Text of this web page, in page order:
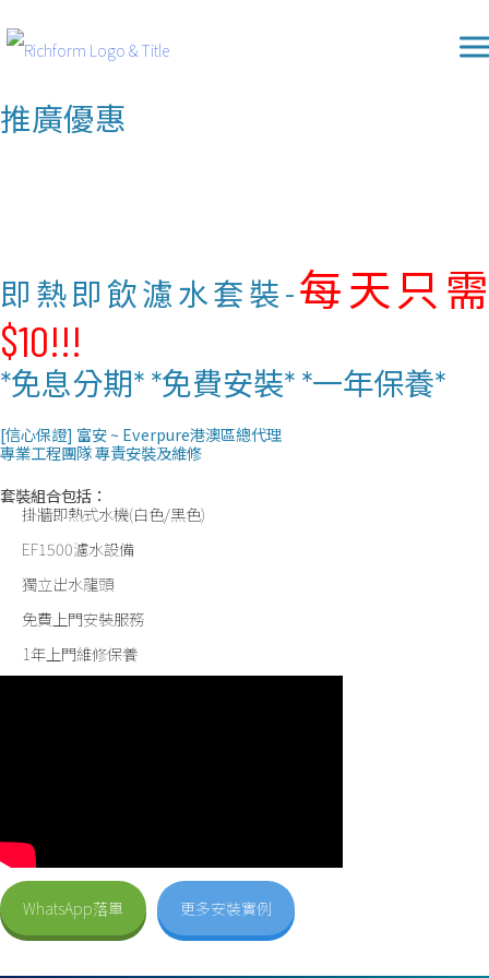
to
content
推廣優惠
即熱即飲濾水套裝-每天只需
$10!!!
*免息分期* *免費安裝* *一年保養*
[信心保證] 富安 ~ Everpure港澳區總代理
專業工程團隊 專責安裝及維修
套裝組合包括：
掛牆即熱式水機(白色/黑色)
EF1500濾水設備
獨立出水龍頭
免費上門安裝服務
1年上門維修保養
WhatsApp落單 更多安裝實例